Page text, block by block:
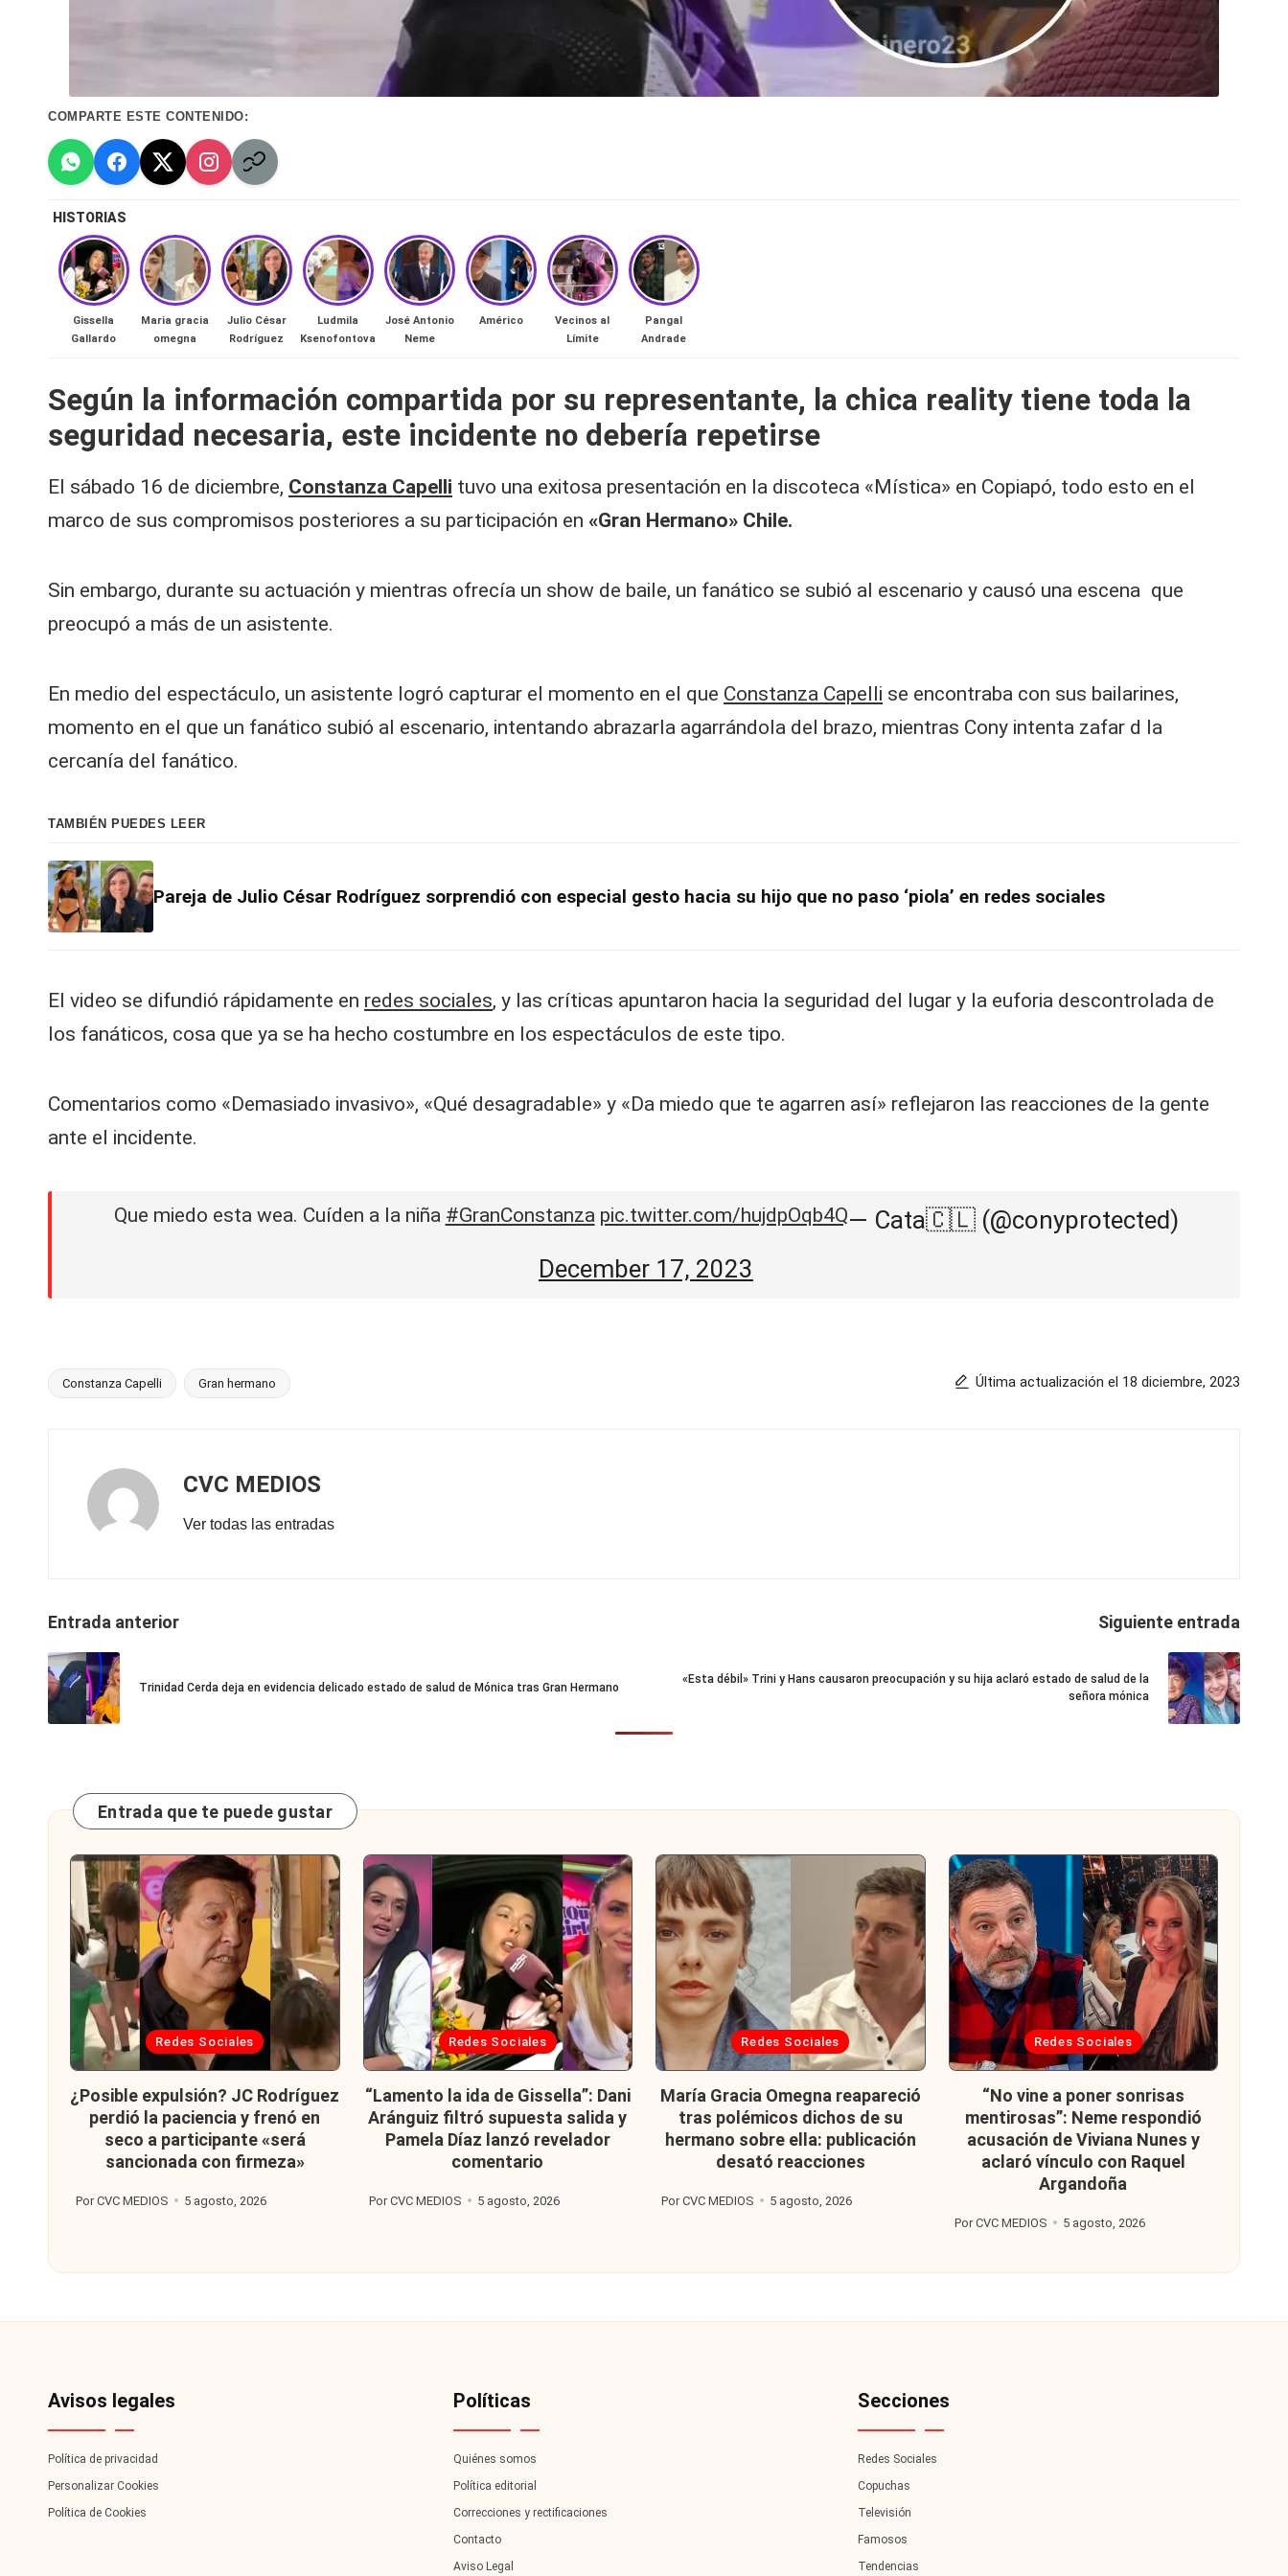
🔥
R
e
al
it
T
V
y
R
e
d
s |
L
C
V
C
COMPARTE ESTE CONTENIDO:
HISTORIAS
Gissella
Gallardo
Maria gracia
omegna
Julio César
Rodríguez
Ludmila
Ksenofontova
José Antonio
Neme
Américo
Vecinos al
Límite
Pangal
Andrade
Según la información compartida por su representante, la chica reality tiene toda la
seguridad necesaria, este incidente no debería repetirse
El sábado 16 de diciembre, Constanza Capelli tuvo una exitosa presentación en la discoteca «Mística» en Copiapó, todo esto en el
marco de sus compromisos posteriores a su participación en «Gran Hermano» Chile.
Sin embargo, durante su actuación y mientras ofrecía un show de baile, un fanático se subió al escenario y causó una escena que
preocupó a más de un asistente.
En medio del espectáculo, un asistente logró capturar el momento en el que Constanza Capelli se encontraba con sus bailarines,
momento en el que un fanático subió al escenario, intentando abrazarla agarrándola del brazo, mientras Cony intenta zafar d la
cercanía del fanático.
TAMBIÉN PUEDES LEER
Pareja de Julio César Rodríguez sorprendió con especial gesto hacia su hijo que no paso ‘piola’ en redes sociales
El video se difundió rápidamente en redes sociales, y las críticas apuntaron hacia la seguridad del lugar y la euforia descontrolada de
los fanáticos, cosa que ya se ha hecho costumbre en los espectáculos de este tipo.
Comentarios como «Demasiado invasivo», «Qué desagradable» y «Da miedo que te agarren así» reflejaron las reacciones de la gente
ante el incidente.
Que miedo esta wea. Cuíden a la niña #GranConstanza pic.twitter.com/hujdpOqb4Q— Cata🇨🇱 (@conyprotected)
December 17, 2023
Etiquetas:
Constanza Capelli Gran hermano Última actualización el 18 diciembre, 2023
CVC MEDIOS
Ver todas las entradas
Navegación
de
entradas
Entrada anterior
Trinidad Cerda deja en evidencia delicado estado de salud de Mónica tras Gran Hermano
Siguiente entrada
«Esta débil» Trini y Hans causaron preocupación y su hija aclaró estado de salud de la
señora mónica
Entrada que te puede gustar
Publicada
en
Redes Sociales
¿Posible expulsión? JC Rodríguez
perdió la paciencia y frenó en
seco a participante «será
sancionada con firmeza»
PorCVC MEDIOS 5 agosto, 2026
Publicada
en
Redes Sociales
“Lamento la ida de Gissella”: Dani
Aránguiz filtró supuesta salida y
Pamela Díaz lanzó revelador
comentario
PorCVC MEDIOS 5 agosto, 2026
Publicada
en
Redes Sociales
María Gracia Omegna reapareció
tras polémicos dichos de su
hermano sobre ella: publicación
desató reacciones
PorCVC MEDIOS 5 agosto, 2026
Publicada
en
Redes Sociales
“No vine a poner sonrisas
mentirosas”: Neme respondió
acusación de Viviana Nunes y
aclaró vínculo con Raquel
Argandoña
PorCVC MEDIOS 5 agosto, 2026
Avisos legales
Política de privacidad
Personalizar Cookies
Política de Cookies
Políticas
Quiénes somos
Política editorial
Correcciones y rectificaciones
Contacto
Aviso Legal
Secciones
Redes Sociales
Copuchas
Televisión
Famosos
Tendencias